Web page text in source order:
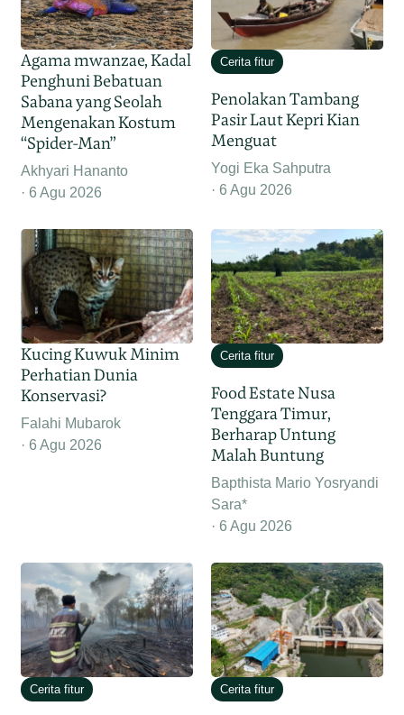
Agama mwanzae, Kadal
Penghuni Bebatuan
Sabana yang Seolah
Mengenakan Kostum
“Spider-Man”
Akhyari Hananto
6 Agu 2026
Cerita fitur
Penolakan Tambang
Pasir Laut Kepri Kian
Menguat
Yogi Eka Sahputra
6 Agu 2026
Kucing Kuwuk Minim
Perhatian Dunia
Konservasi?
Falahi Mubarok
6 Agu 2026
Cerita fitur
Food Estate Nusa
Tenggara Timur,
Berharap Untung
Malah Buntung
Bapthista Mario Yosryandi
Sara*
6 Agu 2026
Cerita fitur Cerita fitur